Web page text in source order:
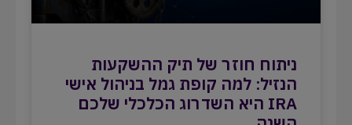
ניתוח חוזר של תיק ההשקעות
הנזיל: למה קופת גמל בניהול אישי
IRA היא השדרוג הכלכלי שלכם